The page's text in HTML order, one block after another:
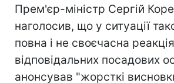
Прем'єр-міністр Сергій
наголосив, що у ситуації
повна і не своєчасна реакція
відповідальних посадових
анонсував "жорсткі